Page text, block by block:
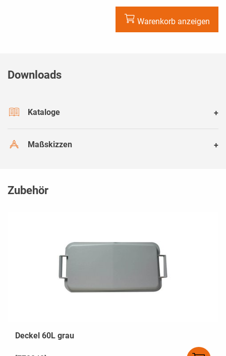
Warenkorb anzeigen
Downloads
Kataloge
Maßskizzen
Zubehör
Deckel 60L grau